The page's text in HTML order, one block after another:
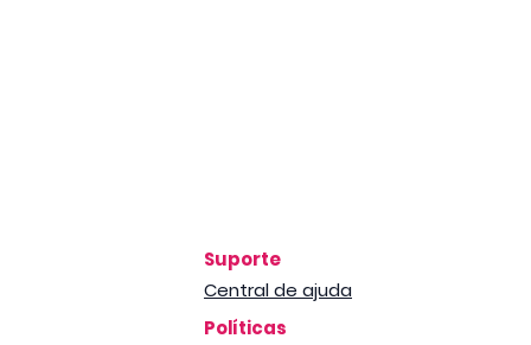
Suporte
Central de ajuda
Políticas